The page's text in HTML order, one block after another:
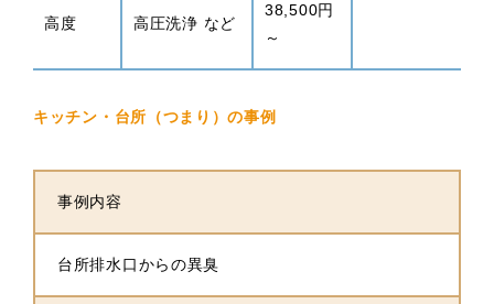
高度 高圧洗浄 など
38,500円
～
キッチン・台所（つまり）の事例
事例内容
台所排水口からの異臭